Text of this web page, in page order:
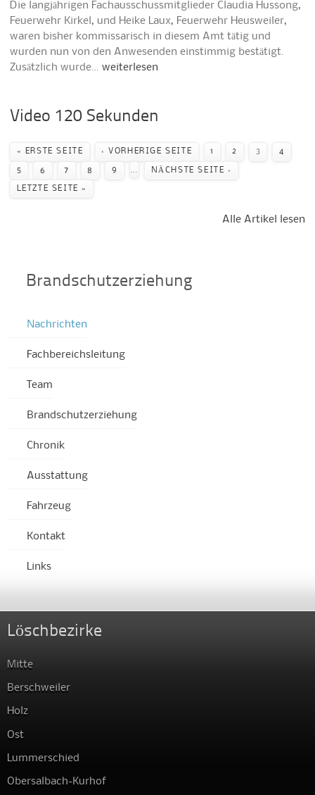
Die langjährigen Fachausschussmitglieder Claudia Hussong,
Feuerwehr Kirkel, und Heike Laux, Feuerwehr Heusweiler,
waren bisher kommissarisch in diesem Amt tätig und
wurden nun von den Anwesenden einstimmig bestätigt.
Zusätzlich wurde…weiterlesen
Video 120 Sekunden
Seiten
« ERSTE SEITE ‹ VORHERIGE SEITE 1 2 3 4
5 6 7 8 9 NÄCHSTE SEITE ›
LETZTE SEITE »
Alle Artikel lesen
Brandschutzerziehung
Nachrichten
Fachbereichsleitung
Team
Brandschutzerziehung
Chronik
Ausstattung
Fahrzeug
Kontakt
Links
Löschbezirke
Mitte
Berschweiler
Holz
Ost
Lummerschied
Obersalbach-Kurhof